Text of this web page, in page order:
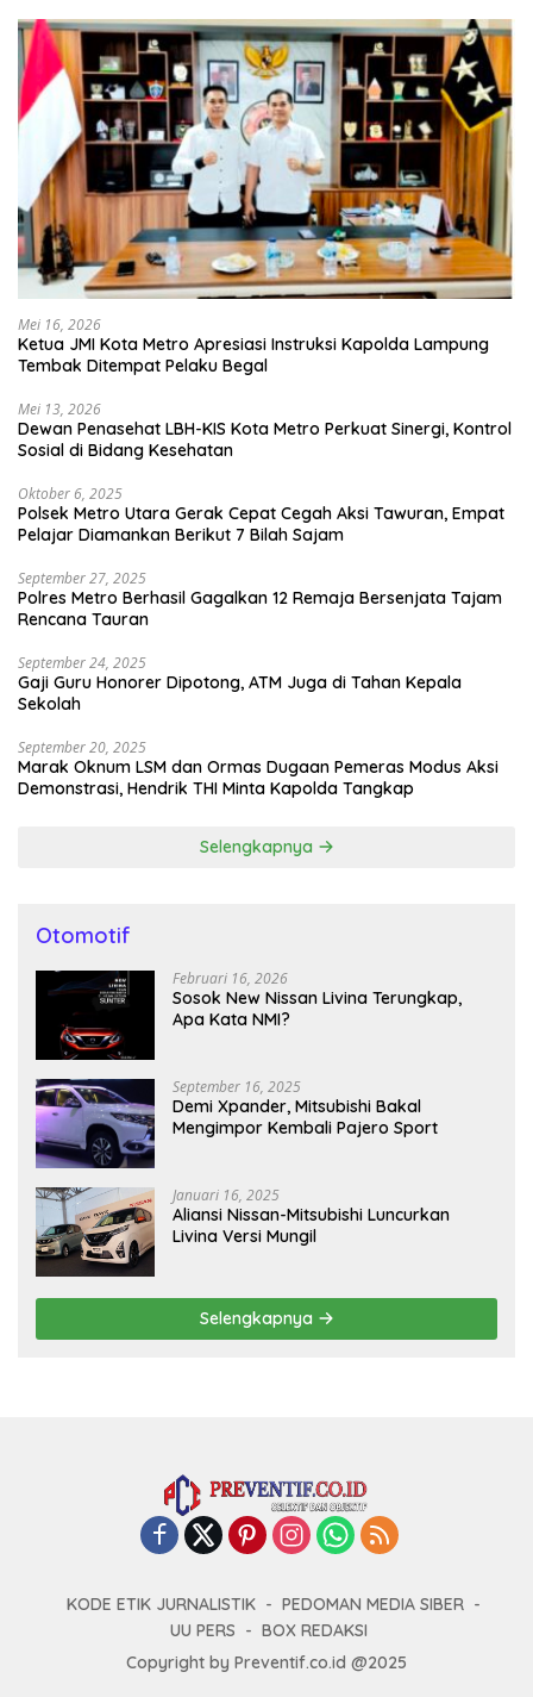
Mei 16, 2026
Ketua JMI Kota Metro Apresiasi Instruksi Kapolda Lampung
Tembak Ditempat Pelaku Begal
Mei 13, 2026
Dewan Penasehat LBH-KIS Kota Metro Perkuat Sinergi, Kontrol
Sosial di Bidang Kesehatan
Oktober 6, 2025
Polsek Metro Utara Gerak Cepat Cegah Aksi Tawuran, Empat
Pelajar Diamankan Berikut 7 Bilah Sajam
September 27, 2025
Polres Metro Berhasil Gagalkan 12 Remaja Bersenjata Tajam
Rencana Tauran
September 24, 2025
Gaji Guru Honorer Dipotong, ATM Juga di Tahan Kepala
Sekolah
September 20, 2025
Marak Oknum LSM dan Ormas Dugaan Pemeras Modus Aksi
Demonstrasi, Hendrik THI Minta Kapolda Tangkap
Selengkapnya
Otomotif
Februari 16, 2026
Sosok New Nissan Livina Terungkap,
Apa Kata NMI?
September 16, 2025
Demi Xpander, Mitsubishi Bakal
Mengimpor Kembali Pajero Sport
Januari 16, 2025
Aliansi Nissan-Mitsubishi Luncurkan
Livina Versi Mungil
Selengkapnya
KODE ETIK JURNALISTIK
PEDOMAN MEDIA SIBER
UU PERS
BOX REDAKSI
Copyright by Preventif.co.id @2025